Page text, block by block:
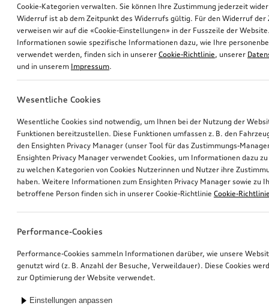
Cookie-Kategorien verwalten. Sie können Ihre Zustimmung jederzeit
Widerruf ist ab dem Zeitpunkt des Widerrufs gültig. Für den Widerruf der
verweisen wir auf die «Cookie-Einstellungen» in der Fusszeile der
Informationen sowie spezifische Informationen dazu, wie Ihre
verwendet werden, finden sich in unserer Cookie-Richtlinie, unserer
und in unserem Impressum.
Wesentliche Cookies
Wesentliche Cookies sind notwendig, um Ihnen bei der Nutzung der
Funktionen bereitzustellen. Diese Funktionen umfassen z. B. den
den Ensighten Privacy Manager (unser Tool für das Zustimmungs-
Ensighten Privacy Manager verwendet Cookies, um Informationen dazu
zu welchen Kategorien von Cookies Nutzerinnen und Nutzer ihre
haben. Weitere Informationen zum Ensighten Privacy Manager sowie zu
betroffene Person finden sich in unserer Cookie-Richtlinie Cookie-
Performance-Cookies
Performance-Cookies sammeln Informationen darüber, wie unsere
genutzt wird (z. B. Anzahl der Besuche, Verweildauer). Diese Cookies
zur Optimierung der Website verwendet.
Einstellungen anpassen